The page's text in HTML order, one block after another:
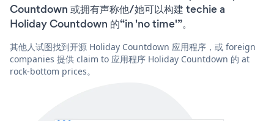
Countdown 或拥有声称他/她可以构建 techie a
Holiday Countdown 的“in 'no time'”。
其他人试图找到开源 Holiday Countdown 应用程序，或 foreign
companies 提供 claim to 应用程序 Holiday Countdown 的 at
rock-bottom prices。